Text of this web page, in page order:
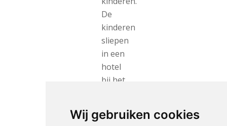
Wij gebruiken cookies
De
kinderen
sliepen
in een
hotel
bij het
ook